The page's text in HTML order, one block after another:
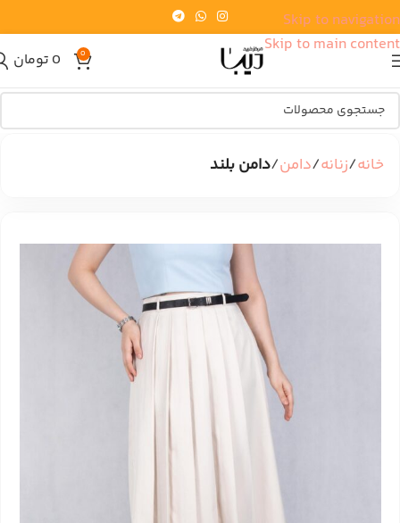
Skip to navigation
Skip to main content
0
0 تومان
خانه زنانه دامن دامن بلند